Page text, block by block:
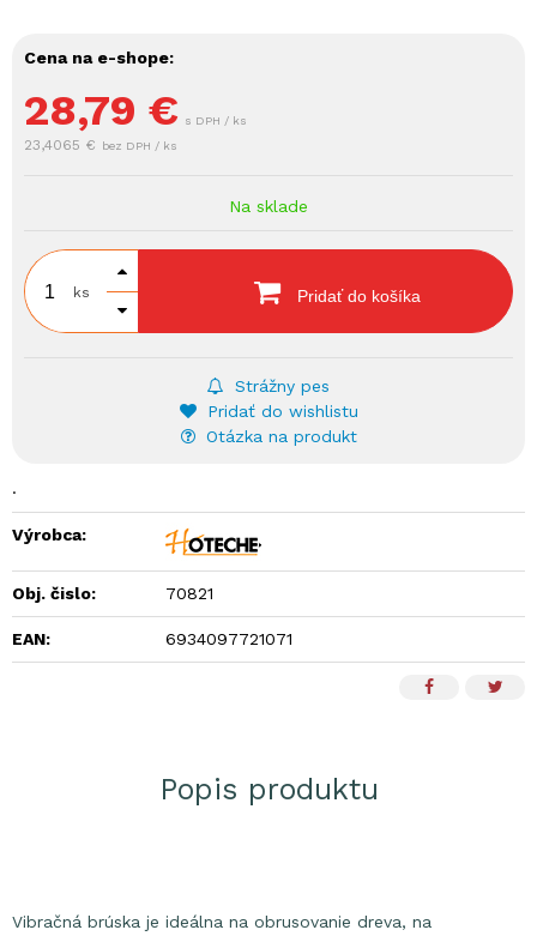
Cena na e-shope:
28,79 € s DPH / ks
23,4065 € bez DPH / ks
Na sklade
ks Pridať do košíka
Strážny pes
Pridať do wishlistu
Otázka na produkt
.
Výrobca:
Obj. čislo: 70821
EAN: 6934097721071
Popis produktu
Vibračná brúska je ideálna na obrusovanie dreva, na